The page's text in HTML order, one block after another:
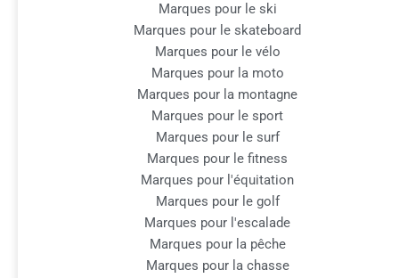
Marques pour le ski
Marques pour le skateboard
Marques pour le vélo
Marques pour la moto
Marques pour la montagne
Marques pour le sport
Marques pour le surf
Marques pour le fitness
Marques pour l'équitation
Marques pour le golf
Marques pour l'escalade
Marques pour la pêche
Marques pour la chasse